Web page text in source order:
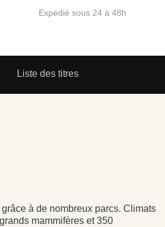
Expédié sous 24 à 48h
Liste des titres
à de nombreux parcs. Climats
mammifères et 350